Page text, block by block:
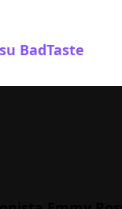
BadTaste